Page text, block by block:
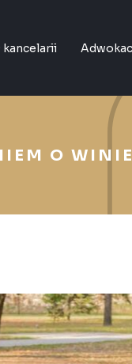
kancelarii
O WINIE